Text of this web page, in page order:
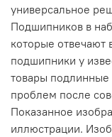
универсальное
Подшипников в
которые отвечают
подшипники у
товары подлинные
проблем после
Показанное
иллюстрации.